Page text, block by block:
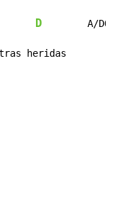
D
        A/DO#
heridas